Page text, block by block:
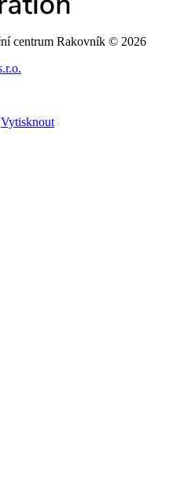
centrum Rakovník © 2026
Vytisknout